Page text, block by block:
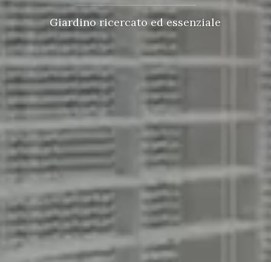
Giardino ricercato ed essenziale